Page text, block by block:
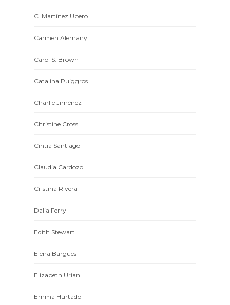
C. Martínez Ubero
Carmen Alemany
Carol S. Brown
Catalina Puiggros
Charlie Jiménez
Christine Cross
Cintia Santiago
Claudia Cardozo
Cristina Rivera
Dalia Ferry
Edith Stewart
Elena Bargues
Elizabeth Urian
Emma Hurtado